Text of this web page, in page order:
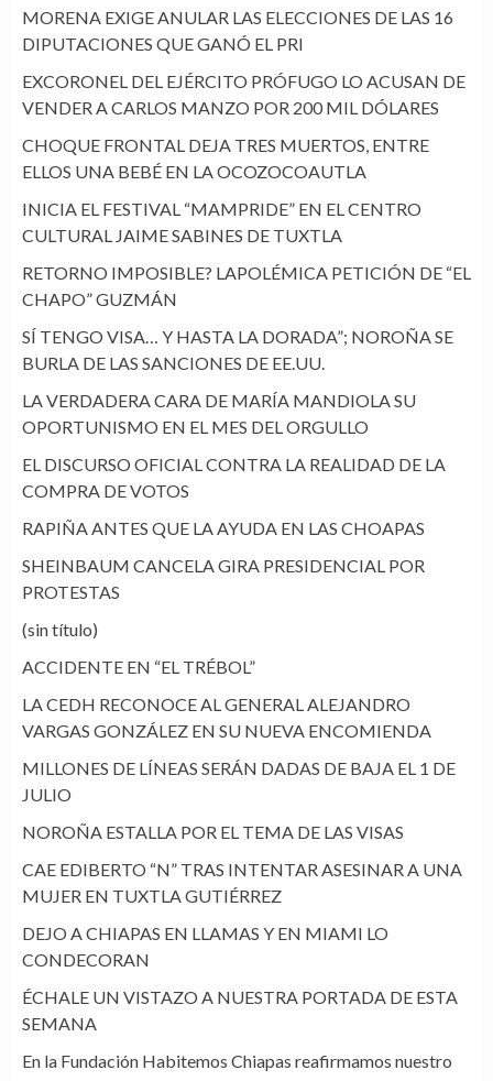
MORENA EXIGE ANULAR LAS ELECCIONES DE LAS 16
DIPUTACIONES QUE GANÓ EL PRI
EXCORONEL DEL EJÉRCITO PRÓFUGO LO ACUSAN DE
VENDER A CARLOS MANZO POR 200 MIL DÓLARES
CHOQUE FRONTAL DEJA TRES MUERTOS, ENTRE
ELLOS UNA BEBÉ EN LA OCOZOCOAUTLA
INICIA EL FESTIVAL “MAMPRIDE” EN EL CENTRO
CULTURAL JAIME SABINES DE TUXTLA
RETORNO IMPOSIBLE? LAPOLÉMICA PETICIÓN DE “EL
CHAPO” GUZMÁN
SÍ TENGO VISA… Y HASTA LA DORADA”; NOROÑA SE
BURLA DE LAS SANCIONES DE EE.UU.
LA VERDADERA CARA DE MARÍA MANDIOLA SU
OPORTUNISMO EN EL MES DEL ORGULLO
EL DISCURSO OFICIAL CONTRA LA REALIDAD DE LA
COMPRA DE VOTOS
RAPIÑA ANTES QUE LA AYUDA EN LAS CHOAPAS
SHEINBAUM CANCELA GIRA PRESIDENCIAL POR
PROTESTAS
(sin título)
ACCIDENTE EN “EL TRÉBOL”
LA CEDH RECONOCE AL GENERAL ALEJANDRO
VARGAS GONZÁLEZ EN SU NUEVA ENCOMIENDA
MILLONES DE LÍNEAS SERÁN DADAS DE BAJA EL 1 DE
JULIO
NOROÑA ESTALLA POR EL TEMA DE LAS VISAS
CAE EDIBERTO “N” TRAS INTENTAR ASESINAR A UNA
MUJER EN TUXTLA GUTIÉRREZ
DEJO A CHIAPAS EN LLAMAS Y EN MIAMI LO
CONDECORAN
ÉCHALE UN VISTAZO A NUESTRA PORTADA DE ESTA
SEMANA
En la Fundación Habitemos Chiapas reafirmamos nuestro